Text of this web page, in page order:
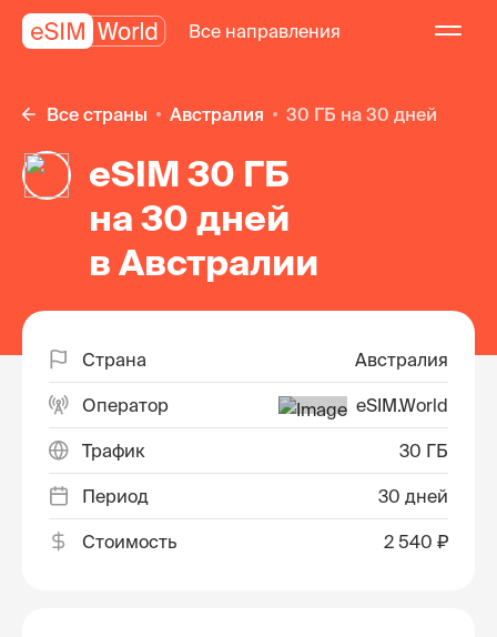
Все направления
Все страны Австралия 30 ГБ на 30 дней
eSIM 30 ГБ
на 30 дней
в Австралии
Страна Австралия
Оператор eSIM.World
Трафик 30 ГБ
Период 30 дней
Стоимость 2 540 ₽